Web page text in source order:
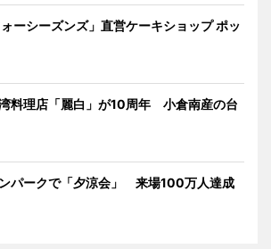
ーシーズンズ」直営ケーキショップ ポッ
料理店「麗白」が10周年 小倉南産の台
パークで「夕涼会」 来場100万人達成